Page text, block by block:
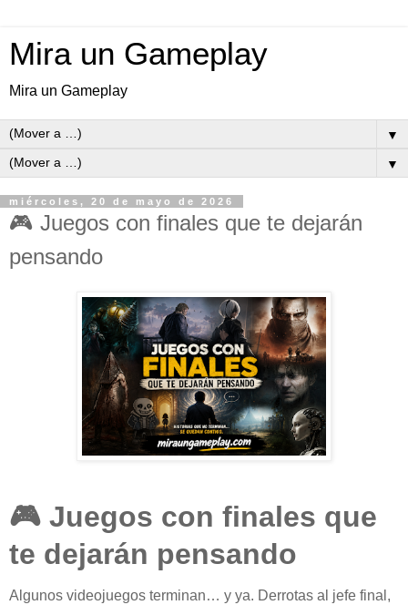
Mira un Gameplay
Mira un Gameplay
▼
▼
miércoles, 20 de mayo de 2026
🎮 Juegos con finales que te dejarán
pensando
🎮 Juegos con finales que
te dejarán pensando
Algunos videojuegos terminan… y ya. Derrotas al jefe final,